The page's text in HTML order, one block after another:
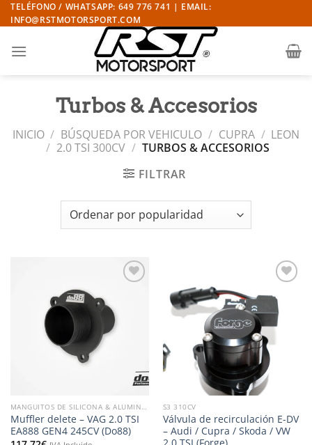
Saltar
al
TELÉFONO / WHATSAPP: 649 776 741 | EMAIL:
INFO@RSTMOTORSPORT.COM
Turbos & Accesorios
INICIO / BÚSQUEDA POR VEHICULO / CUPRA / LEON
/ 2.0 TSI 300CV / TURBOS & ACCESORIOS
FILTRAR
lista de
deseos
MANGUITOS DE SILICONA & ALUMINIO
Muffler delete – VAG 2.0 TSI
EA888 GEN4 245CV (Do88)
a la
lista de
deseos
S3 310CV
Válvula de recirculación E-DV
– Audi / Cupra / Skoda / VW